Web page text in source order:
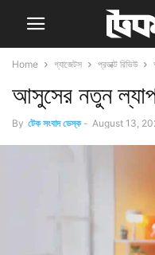
Home গ্যাজেটস প্রডাক্ট রিভিউ
আসুসের নতুন
By টেক সংবাদ ডেস্ক - August 13,